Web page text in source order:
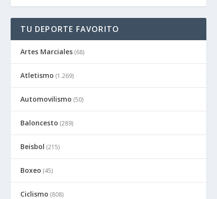
TU DEPORTE FAVORITO
Artes Marciales (68)
Atletismo (1.269)
Automovilismo (50)
Baloncesto (289)
Beisbol (215)
Boxeo (45)
Ciclismo (808)